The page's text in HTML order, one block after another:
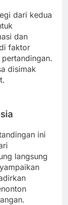
dari kedua
dan
faktor
disimak
ini
langsung